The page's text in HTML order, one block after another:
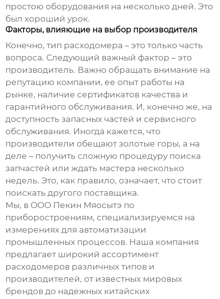
простою оборудования на несколько дней. Это
был хороший урок.
Факторы, влияющие на выбор производителя
Конечно, тип расходомера – это только часть
вопроса. Следующий важный фактор – это
производитель. Важно обращать внимание на
репутацию компании, ее опыт работы на
рынке, наличие сертификатов качества и
гарантийного обслуживания. И, конечно же, на
доступность запасных частей и сервисного
обслуживания. Иногда кажется, что
производители обещают золотые горы, а на
деле – получить сложную процедуру поиска
запчастей или ждать мастера несколько
недель. Это, как правило, означает, что стоит
поискать другого поставщика.
Мы, в ООО Пекин Мяосытэ по
приборостроениям, специализируемся на
измерениях для автоматизации
промышленных процессов. Наша компания
предлагает широкий ассортимент
расходомеров различных типов и
производителей, от известных мировых
брендов до надежных китайских